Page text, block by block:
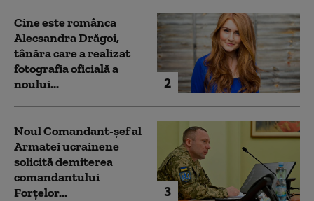
2
Cine este românca
Alecsandra Drăgoi,
tânăra care a realizat
fotografia oficială a
noului...
3
Noul Comandant-șef al
Armatei ucrainene
solicită demiterea
comandantului
Forțelor...